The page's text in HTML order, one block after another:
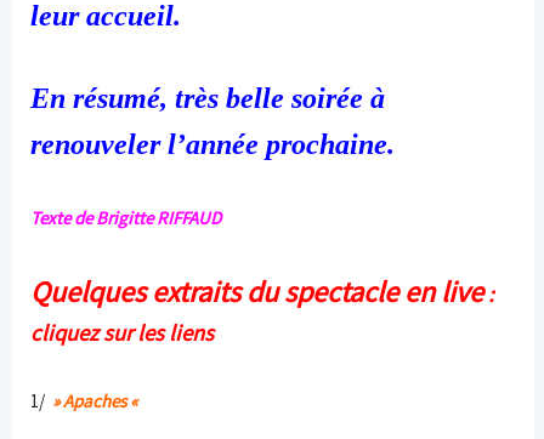
leur accueil.
En résumé, très belle soirée à
renouveler l’année prochaine.
Texte de Brigitte RIFFAUD
Quelques extraits du spectacle en live:
cliquez sur les liens
1/ » Apaches «